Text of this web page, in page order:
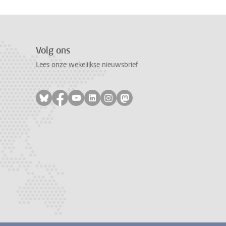
Volg ons
Lees onze wekelijkse nieuwsbrief
Volg ons op bluesky
Volg ons op facebook
Volg ons op youtube
Volg ons op linkedin
Volg ons op instagram
Volg ons op mastodon